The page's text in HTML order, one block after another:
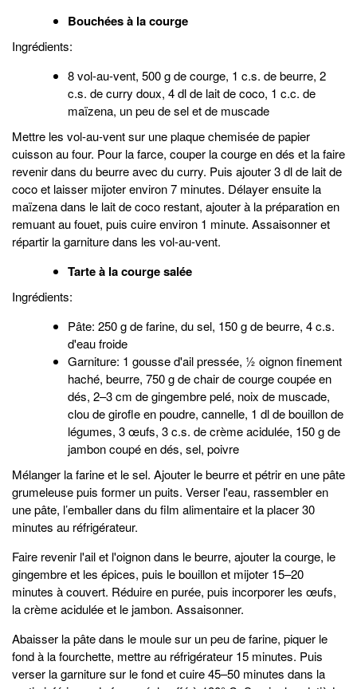
Bouchées à la courge
Ingrédients:
8 vol-au-vent, 500 g de courge, 1 c.s. de beurre, 2
c.s. de curry doux, 4 dl de lait de coco, 1 c.c. de
maïzena, un peu de sel et de muscade
Mettre les vol-au-vent sur une plaque chemisée de papier
cuisson au four. Pour la farce, couper la courge en dés et la faire
revenir dans du beurre avec du curry. Puis ajouter 3 dl de lait de
coco et laisser mijoter environ 7 minutes. Délayer ensuite la
maïzena dans le lait de coco restant, ajouter à la préparation en
remuant au fouet, puis cuire environ 1 minute. Assaisonner et
répartir la garniture dans les vol-au-vent.
Tarte à la courge salée
Ingrédients:
Pâte: 250 g de farine, du sel, 150 g de beurre, 4 c.s.
d'eau froide
Garniture: 1 gousse d'ail pressée, ½ oignon finement
haché, beurre, 750 g de chair de courge coupée en
dés, 2–3 cm de gingembre pelé, noix de muscade,
clou de girofle en poudre, cannelle, 1 dl de bouillon de
légumes, 3 œufs, 3 c.s. de crème acidulée, 150 g de
jambon coupé en dés, sel, poivre
Mélanger la farine et le sel. Ajouter le beurre et pétrir en une pâte
grumeleuse puis former un puits. Verser l'eau, rassembler en
une pâte, l’emballer dans du film alimentaire et la placer 30
minutes au réfrigérateur.
Faire revenir l'ail et l'oignon dans le beurre, ajouter la courge, le
gingembre et les épices, puis le bouillon et mijoter 15–20
minutes à couvert. Réduire en purée, puis incorporer les œufs,
la crème acidulée et le jambon. Assaisonner.
Abaisser la pâte dans le moule sur un peu de farine, piquer le
fond à la fourchette, mettre au réfrigérateur 15 minutes. Puis
verser la garniture sur le fond et cuire 45–50 minutes dans la